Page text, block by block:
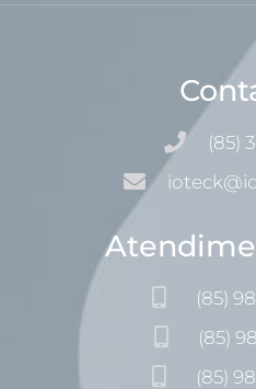
(85)
(85)
(85)
(85)